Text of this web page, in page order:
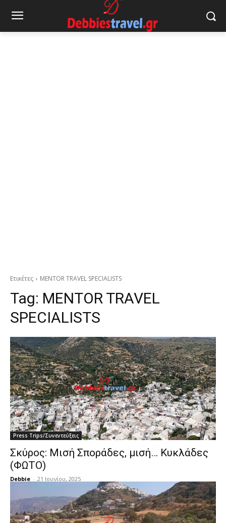
Ετικέτες MENTOR TRAVEL SPECIALISTS
Tag: MENTOR TRAVEL
SPECIALISTS
Press Trips/Συνεντεύξεις
Σκύρος: Μισή Σποράδες, μισή… Κυκλάδες
(ΦΩΤΟ)
Debbie - 21 Ιουνίου, 2025